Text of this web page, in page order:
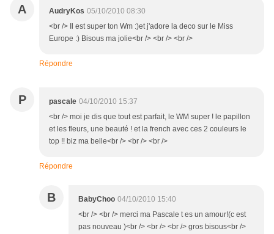
A AudryKos 05/10/2010 08:30
<br /> Il est super ton Wm :)et j'adore la deco sur le Miss
Europe :) Bisous ma jolie<br /> <br /> <br />
Répondre
P pascale 04/10/2010 15:37
<br /> moi je dis que tout est parfait, le WM super ! le papillon
et les fleurs, une beauté ! et la french avec ces 2 couleurs le
top !! biz ma belle<br /> <br /> <br />
Répondre
B BabyChoo 04/10/2010 15:40
<br /> <br /> merci ma Pascale t es un amour!(c est
pas nouveau )<br /> <br /> <br /> gros bisous<br />